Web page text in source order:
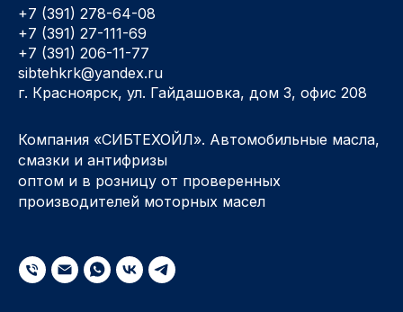
+7 (391) 278-64-08
+7 (391) 27-111-69
+7 (391) 206-11-77
sibtehkrk@yandex.ru
г. Красноярск, ул. Гайдашовка, дом 3, офис 208
Компания «СИБТЕХОЙЛ». Автомобильные масла,
смазки и антифризы
оптом и в розницу от проверенных
производителей моторных масел